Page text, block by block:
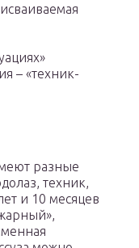
– «техник-
разные
техник,
и 10 месяцев